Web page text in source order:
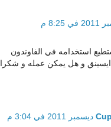
استخدامه في الفاوندون
ايسينق و هل يمكن عمله و شكرا